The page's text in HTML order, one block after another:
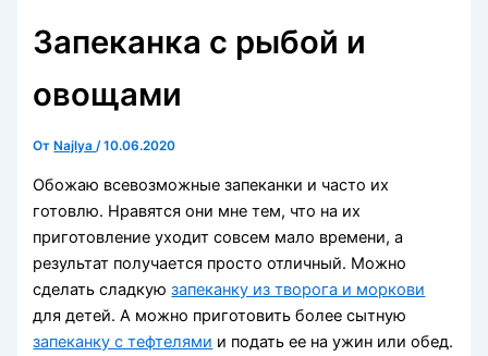
Запеканка с рыбой и
овощами
От Najlya/10.06.2020
Обожаю всевозможные запеканки и часто их
готовлю. Нравятся они мне тем, что на их
приготовление уходит совсем мало времени, а
результат получается просто отличный. Можно
сделать сладкуюзапеканку из творога и моркови
для детей. А можно приготовить более сытную
запеканку с тефтелями и подать ее на ужин или обед.